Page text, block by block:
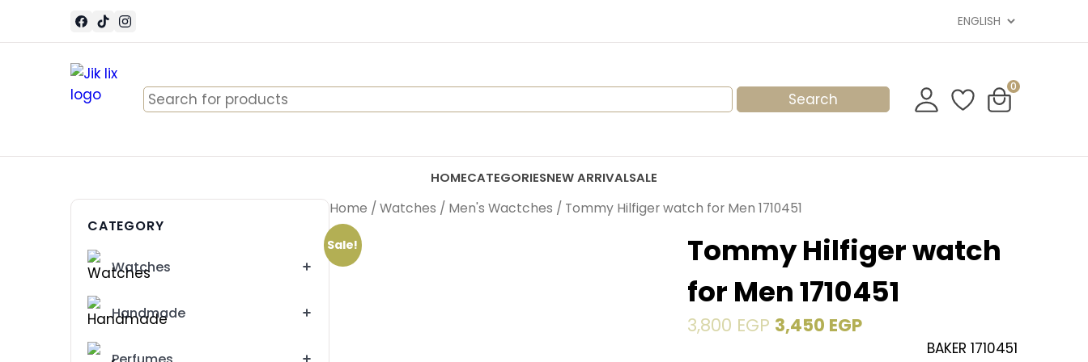
Search
for:
0
HOMECATEGORIESNEW ARRIVALSALE
CATEGORY
Watches
Handmade
Home / Watches / Men's Wactches / Tommy Hilfiger watch for Men 1710451
Sale!
Tommy Hilfiger watch
for Men 1710451
3,800 EGP 3,450 EGP
BAKER 1710451